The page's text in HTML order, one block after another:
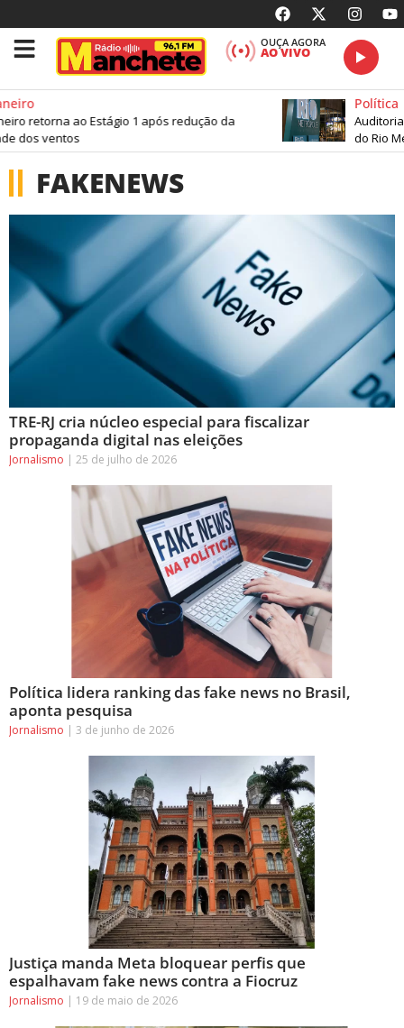
OUÇA AGORA
AO VIVO
retorna ao Estágio 1 após redução da
dos ventos
Política
Auditoria
do Rio
FAKENEWS
TRE-RJ cria núcleo especial para fiscalizar
propaganda digital nas eleições
Jornalismo 25 de julho de 2026
Política lidera ranking das fake news no Brasil,
aponta pesquisa
Jornalismo 3 de junho de 2026
Justiça manda Meta bloquear perfis que
espalhavam fake news contra a Fiocruz
Jornalismo 19 de maio de 2026